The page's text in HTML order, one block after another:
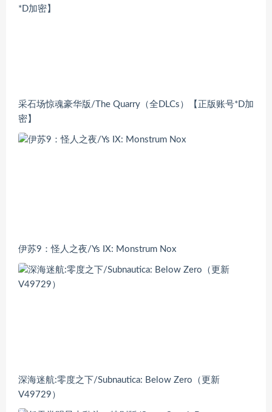
采石场惊魂豪华版/The Quarry（全DLCs）【正版账号*D加
密】
伊苏9：怪人之夜/Ys IX: Monstrum Nox
深海迷航:零度之下/Subnautica: Below Zero（更新
V49729）